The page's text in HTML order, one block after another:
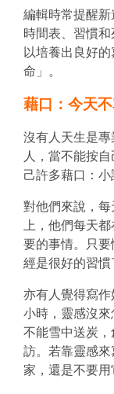
編輯時常提醒新
時間表、習慣
以培養出良好
命」。
藉口：今天
沒有人天生是
人，當不能按
己許多藉口：小
對他們來說，
上，他們每天
要的事情。只
經是很好的習慣
亦有人覺得寫
小時，靈感沒來
不能雪中送炭
訪。若靠靈感
家，還是不要用